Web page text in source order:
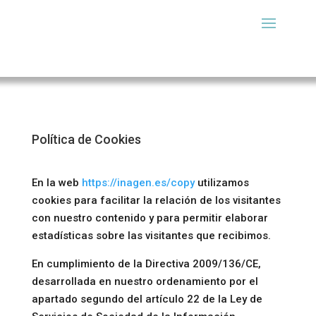
Política de Cookies
En la web https://inagen.es/copyutilizamos
cookies para facilitar la relación de los visitantes
con nuestro contenido y para permitir elaborar
estadísticas sobre las visitantes que recibimos.
En cumplimiento de la Directiva 2009/136/CE,
desarrollada en nuestro ordenamiento por el
apartado segundo del artículo 22 de la Ley de